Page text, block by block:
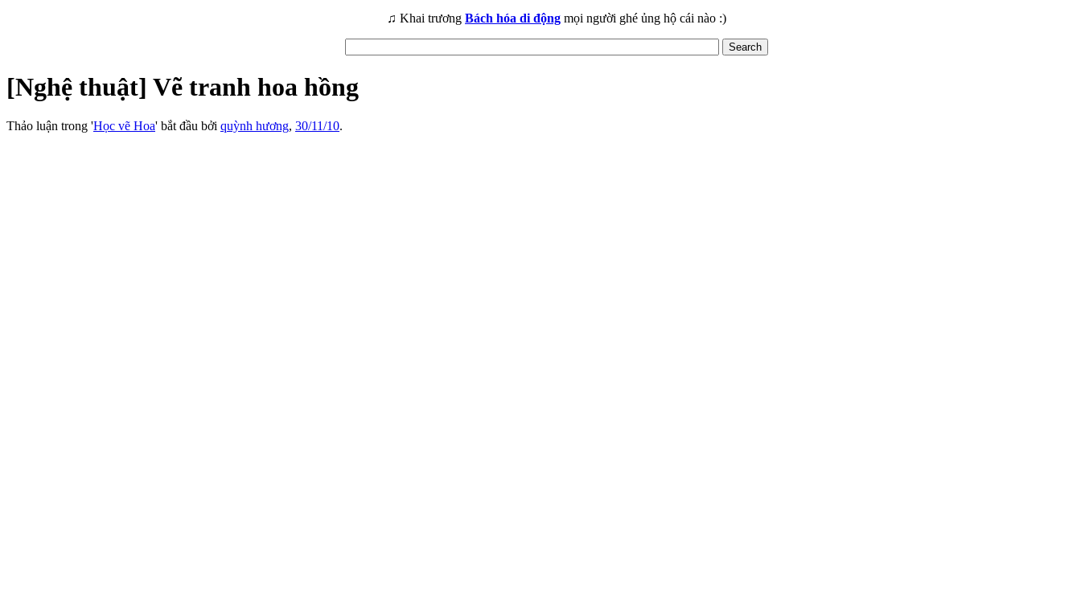
♫ Khai trương Bách hóa di động mọi người ghé ủng hộ cái nào :)
[Nghệ thuật] Vẽ tranh hoa hồng
Thảo luận trong 'Học vẽ Hoa' bắt đầu bởi quỳnh hương, 30/11/10.